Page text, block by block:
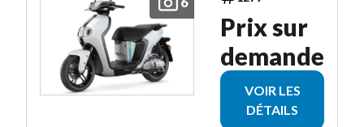
Prix sur
demande
VOIR LES
DÉTAILS